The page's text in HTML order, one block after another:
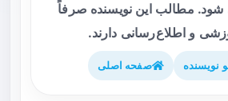
شود. مطالب این نویسنده صرفاً
و اطلاع‌رسانی دارند.
نویسنده صفحه اصلی